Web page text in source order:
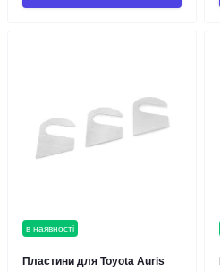
в наявності
Пластини для Toyota Auris